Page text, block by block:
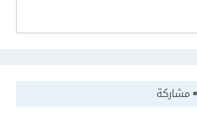
مشاركة